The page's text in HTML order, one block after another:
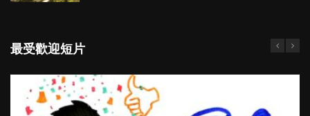
最受歡迎短片